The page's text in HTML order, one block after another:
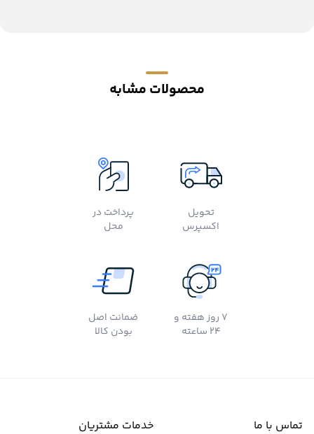
محصولات مشابه
تحویل
اکسپرس
پرداخت در
محل
7 روز هفته و
24 ساعته
ضمانت اصل
بودن کالا
تماس با ما خدمات مشتریان